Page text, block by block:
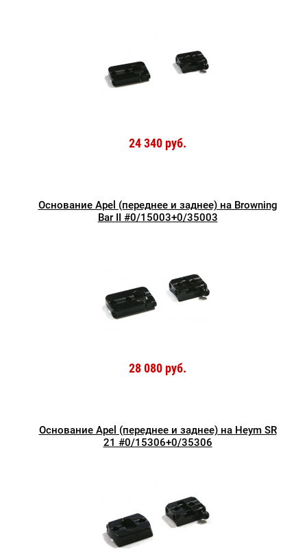
24 340 руб.
Основание Apel (переднее и заднее) на Browning
Bar II #0/15003+0/35003
28 080 руб.
Основание Apel (переднее и заднее) на Heym SR
21 #0/15306+0/35306